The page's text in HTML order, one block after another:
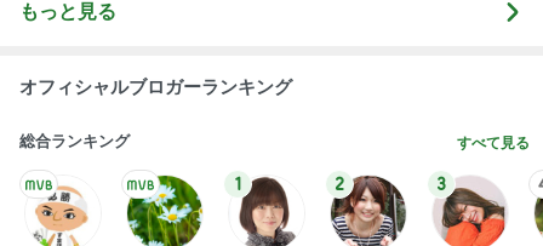
もっと見る
オフィシャルブロガーランキング
総合ランキング すべて見る
1 2 3